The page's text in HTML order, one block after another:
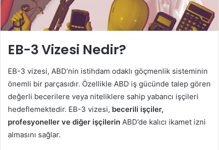
EB-3 Vizesi Nedir?
EB-3 vizesi, ABD’nin istihdam odaklı göçmenlik sisteminin
önemli bir parçasıdır. Özellikle ABD iş gücünde talep gören
değerli becerilere veya niteliklere sahip yabancı işçileri
hedeflemektedir. EB-3 vizesi, becerili işçiler,
profesyoneller ve diğer işçilerin ABD’de kalıcı ikamet izni
almasını sağlar.